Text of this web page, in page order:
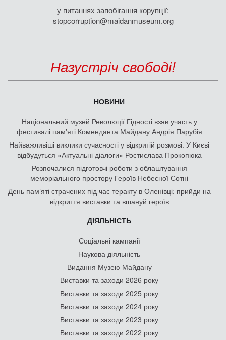
у питаннях запобігання корупції:
stopcorruption@maidanmuseum.org
Назустріч свободі!
НОВИНИ
Національний музей Революції Гідності взяв участь у
фестивалі пам'яті Коменданта Майдану Андрія Парубія
Найважливіші виклики сучасності у відкритій розмові. У Києві
відбудуться «Актуальні діалоги» Ростислава Прокопюка
Розпочалися підготовчі роботи з облаштування
меморіального простору Героїв Небесної Сотні
День памʼяті страчених під час теракту в Оленівці: прийди на
відкриття виставки та вшануй героїв
ДІЯЛЬНІСТЬ
Соціальні кампанії
Наукова діяльність
Видання Музею Майдану
Виставки та заходи 2026 року
Виставки та заходи 2025 року
Виставки та заходи 2024 року
Виставки та заходи 2023 року
Виставки та заходи 2022 року